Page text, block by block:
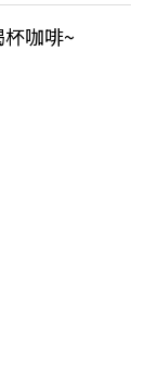
咖啡~